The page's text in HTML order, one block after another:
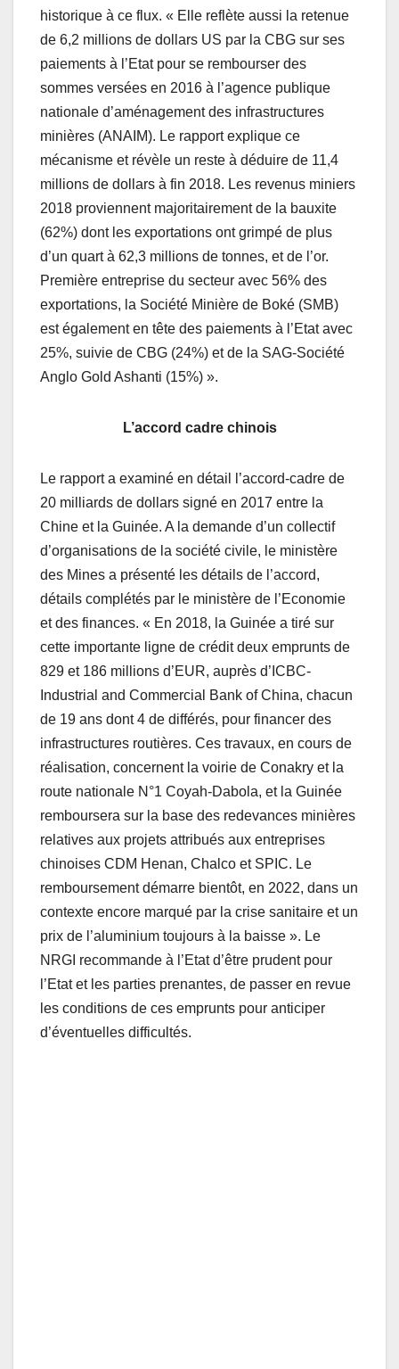
historique à ce flux. « Elle reflète aussi la retenue
de 6,2 millions de dollars US par la CBG sur ses
paiements à l’Etat pour se rembourser des
sommes versées en 2016 à l’agence publique
nationale d’aménagement des infrastructures
minières (ANAIM). Le rapport explique ce
mécanisme et révèle un reste à déduire de 11,4
millions de dollars à fin 2018. Les revenus miniers
2018 proviennent majoritairement de la bauxite
(62%) dont les exportations ont grimpé de plus
d’un quart à 62,3 millions de tonnes, et de l’or.
Première entreprise du secteur avec 56% des
exportations, la Société Minière de Boké (SMB)
est également en tête des paiements à l’Etat avec
25%, suivie de CBG (24%) et de la SAG-Société
Anglo Gold Ashanti (15%) ».
L’accord cadre chinois
Le rapport a examiné en détail l’accord-cadre de
20 milliards de dollars signé en 2017 entre la
Chine et la Guinée. A la demande d’un collectif
d’organisations de la société civile, le ministère
des Mines a présenté les détails de l’accord,
détails complétés par le ministère de l’Economie
et des finances. « En 2018, la Guinée a tiré sur
cette importante ligne de crédit deux emprunts de
829 et 186 millions d’EUR, auprès d’ICBC-
Industrial and Commercial Bank of China, chacun
de 19 ans dont 4 de différés, pour financer des
infrastructures routières. Ces travaux, en cours de
réalisation, concernent la voirie de Conakry et la
route nationale N°1 Coyah-Dabola, et la Guinée
remboursera sur la base des redevances minières
relatives aux projets attribués aux entreprises
chinoises CDM Henan, Chalco et SPIC. Le
remboursement démarre bientôt, en 2022, dans un
contexte encore marqué par la crise sanitaire et un
prix de l’aluminium toujours à la baisse ». Le
NRGI recommande à l’Etat d’être prudent pour
l’Etat et les parties prenantes, de passer en revue
les conditions de ces emprunts pour anticiper
d’éventuelles difficultés.